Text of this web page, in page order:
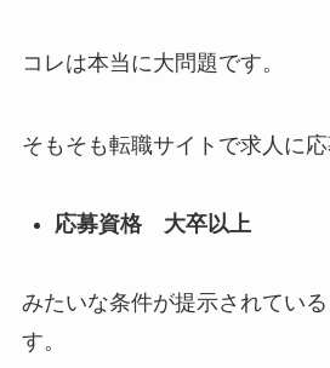
コレは本当に大問題です。
そもそも転職サイトで求人に
応募資格 大卒以上
みたいな条件が提示されてい
す。